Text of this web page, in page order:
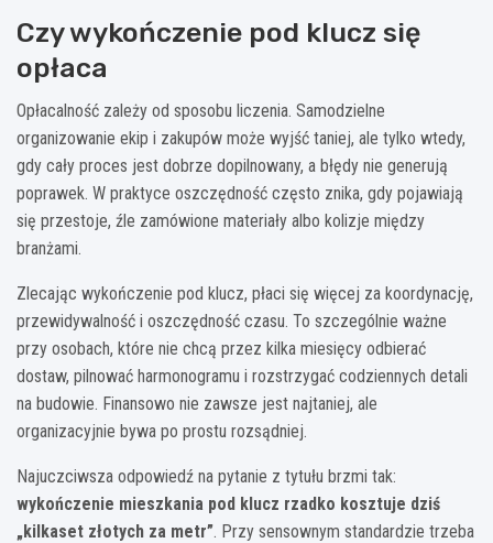
Czy wykończenie pod klucz się
opłaca
Opłacalność zależy od sposobu liczenia. Samodzielne
organizowanie ekip i zakupów może wyjść taniej, ale tylko wtedy,
gdy cały proces jest dobrze dopilnowany, a błędy nie generują
poprawek. W praktyce oszczędność często znika, gdy pojawiają
się przestoje, źle zamówione materiały albo kolizje między
branżami.
Zlecając wykończenie pod klucz, płaci się więcej za koordynację,
przewidywalność i oszczędność czasu. To szczególnie ważne
przy osobach, które nie chcą przez kilka miesięcy odbierać
dostaw, pilnować harmonogramu i rozstrzygać codziennych detali
na budowie. Finansowo nie zawsze jest najtaniej, ale
organizacyjnie bywa po prostu rozsądniej.
Najuczciwsza odpowiedź na pytanie z tytułu brzmi tak:
wykończenie mieszkania pod klucz rzadko kosztuje dziś
„kilkaset złotych za metr”. Przy sensownym standardzie trzeba